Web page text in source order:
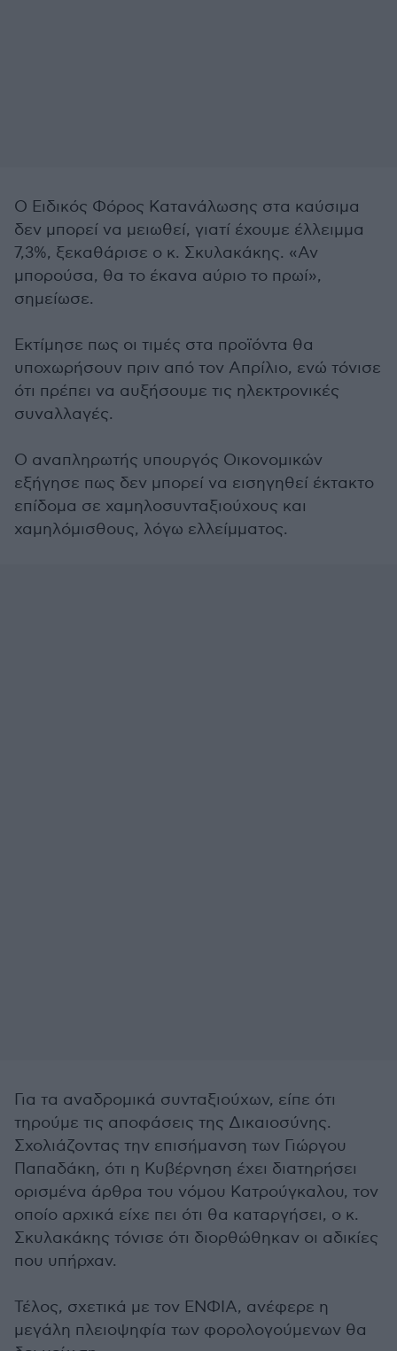
Ο Ειδικός Φόρος Κατανάλωσης στα καύσιμα
δεν μπορεί να μειωθεί, γιατί έχουμε έλλειμμα
7,3%, ξεκαθάρισε ο κ. Σκυλακάκης. «Αν
μπορούσα, θα το έκανα αύριο το πρωί»,
σημείωσε.
Εκτίμησε πως οι τιμές στα προϊόντα θα
υποχωρήσουν πριν από τον Απρίλιο, ενώ τόνισε
ότι πρέπει να αυξήσουμε τις ηλεκτρονικές
συναλλαγές.
Ο αναπληρωτής υπουργός Οικονομικών
εξήγησε πως δεν μπορεί να εισηγηθεί έκτακτο
επίδομα σε χαμηλοσυνταξιούχους και
χαμηλόμισθους, λόγω ελλείμματος.
Για τα αναδρομικά συνταξιούχων, είπε ότι
τηρούμε τις αποφάσεις της Δικαιοσύνης.
Σχολιάζοντας την επισήμανση των Γιώργου
Παπαδάκη, ότι η Κυβέρνηση έχει διατηρήσει
ορισμένα άρθρα του νόμου Κατρούγκαλου, τον
οποίο αρχικά είχε πει ότι θα καταργήσει, ο κ.
Σκυλακάκης τόνισε ότι διορθώθηκαν οι αδικίες
που υπήρχαν.
Τέλος, σχετικά με τον ΕΝΦΙΑ, ανέφερε η
μεγάλη πλειοψηφία των φορολογούμενων θα